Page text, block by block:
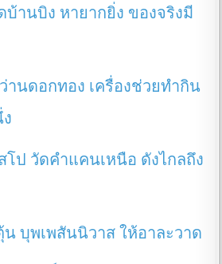
บ้านบิง หายากยิ่ง ของจริงมี
านดอกทอง เครื่องช่วยทำกิน
โป วัดคำแคนเหนือ ดังไกลถึง
บุพเพสันนิวาส ให้อาละวาด